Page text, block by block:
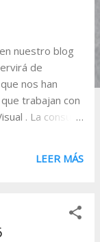
nuestro blog
de
nos han
trabajan con
. La consulta
que en el
acceder
LEER MÁS